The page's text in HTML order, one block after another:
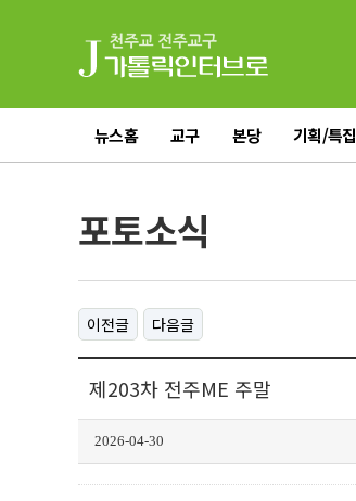
뉴스홈 교구 본당 기획/특집
포토소식
이전글 다음글
제203차 전주ME 주말
2026-04-30